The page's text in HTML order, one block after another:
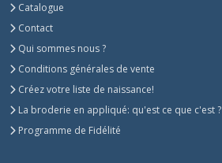
Catalogue
Contact
Qui sommes nous ?
Conditions générales de vente
Créez votre liste de naissance!
La broderie en appliqué: qu'est ce que c'est ?
Programme de Fidélité